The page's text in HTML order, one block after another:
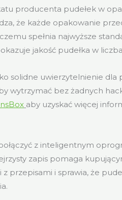
producenta pudełek w
że każde opakowanie
spełnia najwyższe
jakość pudełka w
solidne uwierzytelnienie dla
wytrzymać bez żadnych
aby uzyskać więcej
z inteligentnym
zapis pomaga
przepisami i sprawia, że